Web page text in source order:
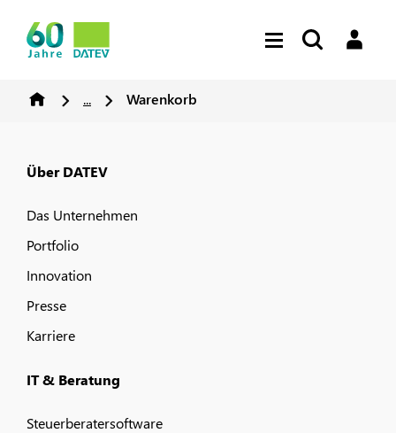
... Warenkorb
Über DATEV
Das Unternehmen
Portfolio
Innovation
Presse
Karriere
IT & Beratung
Steuerberatersoftware